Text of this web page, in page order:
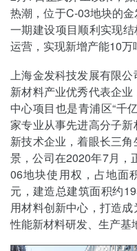
热潮，位于C-03地块的
一期建设项目顺利实现
运营，实现新增产能10万
上海金发科技发展有限
新材料产业优秀代表企
中心项目也是青浦区“千
家专业从事先进高分子
新技术企业，着眼长三
景，公司在2020年7月，
06地块使用权，占地面
元，建造总建筑面积约
用材料创新中心，打造
性能新材料研发、生产基